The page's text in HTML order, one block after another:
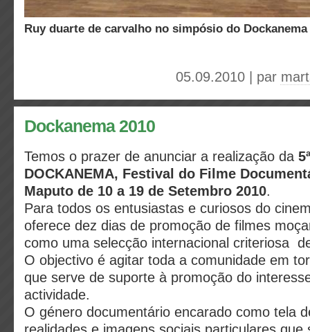
ruy duarte de carvalho no simpósio do Dockanema
05.09.2010 | par
Dockanema 2010
Temos o prazer de anunciar a realização da
DOCKANEMA, Festival do Filme
Maputo de 10 a 19 de Setembro 2010.
Para todos os entusiastas e curiosos do
oferece dez dias de promoção de filmes
como uma selecção internacional criteriosa
O objectivo é agitar toda a comunidade em
que serve de suporte à promoção do
actividade.
O género documentário encarado como tela